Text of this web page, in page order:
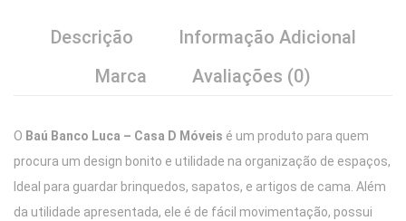
Descrição
Informação Adicional
Marca
Avaliações (0)
O Baú Banco Luca – Casa D Móveis é um produto para quem
procura um design bonito e utilidade na organização de espaços,
Ideal para guardar brinquedos, sapatos, e artigos de cama. Além
da utilidade apresentada, ele é de fácil movimentação, possui